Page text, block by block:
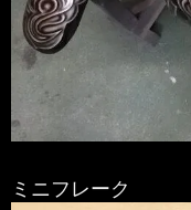
ミニフレーク